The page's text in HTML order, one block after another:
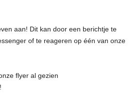
aan! Dit kan door een berichtje te
of te reageren op één van onze
flyer al gezien